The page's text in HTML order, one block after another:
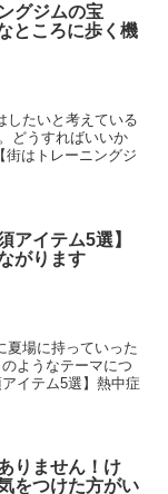
グジムの宝
ところに歩く機
したいと考えている
どうすればいいか
街はトレーニングジ
アイテム5選】
がります
夏場に持っていった
ようなテーマにつ
イテム5選】熱中症
りません！け
をつけた方がい